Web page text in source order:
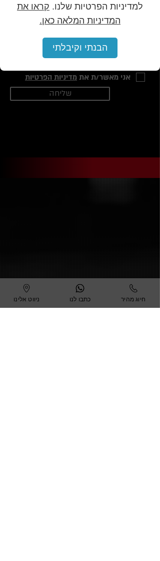
למדיניות הפרטיות שלנו. קראו את
המדיניות המלאה כאן.
הבנתי וקיבלתי
טלפון
אני מאשר/ת את מדיניות הפרטיות
שליחה
ניווט אלינו כתבו לנו חיוג מהיר